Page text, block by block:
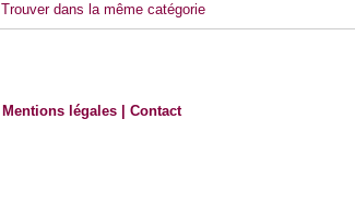
Trouver dans la même catégorie
Mentions légales |Contact